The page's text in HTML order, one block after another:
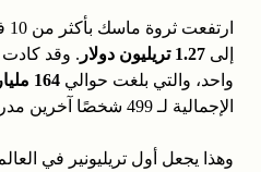
إلى 1.27 تريليون دولار
. وقد كادت
واحد، والتي بلغت حوالي 164 مليار دولار
الإجمالية لـ 499 شخصًا آخرين مدرجين في القائمة.
وهذا يجعل أول تريليونير في